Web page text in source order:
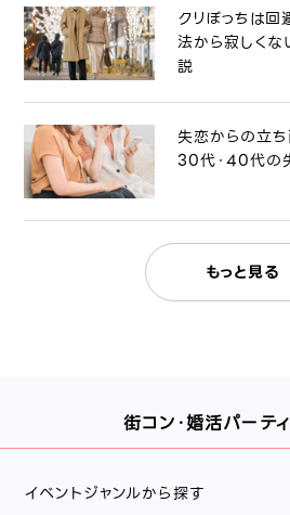
クリぼっちは
法から寂しく
説
失恋からの立
30代・40代の
もっと見る
街コン・婚活パーテ
イベントジャンルから探す